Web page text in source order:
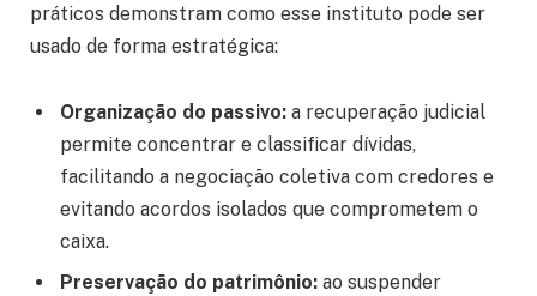
práticos demonstram como esse instituto pode ser
usado de forma estratégica:
Organização do passivo: a recuperação judicial
permite concentrar e classificar dívidas,
facilitando a negociação coletiva com credores e
evitando acordos isolados que comprometem o
caixa.
Preservação do patrimônio: ao suspender